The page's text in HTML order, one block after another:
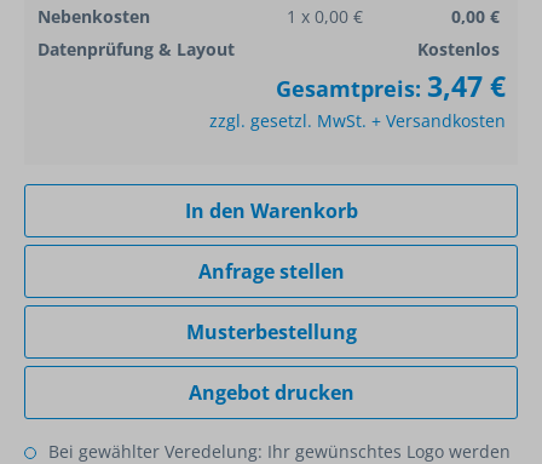
Nebenkosten
1 x 0,00 €
0,00 €
Datenprüfung & Layout
Kostenlos
Gesamtpreis: 3,47 €
zzgl. gesetzl. MwSt. + Versandkosten
In den Warenkorb
Anfrage stellen
Musterbestellung
Angebot drucken
Bei gewählter Veredelung: Ihr gewünschtes Logo werden